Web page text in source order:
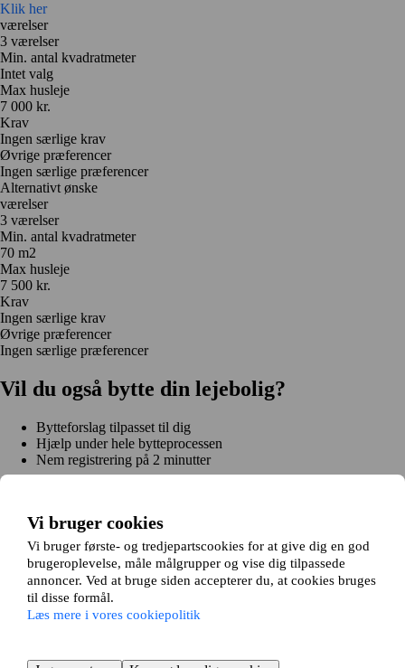
Klik her
værelser
3 værelser
Min. antal kvadratmeter
Intet valg
Max husleje
7 000 kr.
Krav
Ingen særlige krav
Øvrige præferencer
Ingen særlige præferencer
Alternativt ønske
værelser
3 værelser
Min. antal kvadratmeter
70 m2
Max husleje
7 500 kr.
Krav
Ingen særlige krav
Øvrige præferencer
Ingen særlige præferencer
Vil du også bytte din lejebolig?
Bytteforslag tilpasset til dig
Hjælp under hele bytteprocessen
Nem registrering på 2 minutter
Kom i gang gratis Søg annoncer
Læs mere
Nyheder og tips
Om Hjembytte.dk
Om osGenerelle vilkår og betingelserCookiepolitikSitemap
Kundeservice
Hjælp
Vi bruger cookies
Vi bruger første- og tredjepartscookies for at give dig en god
brugeroplevelse, måle målgrupper og vise dig tilpassede
annoncer. Ved at bruge siden accepterer du, at cookies bruges
til disse formål.
Læs mere i vores cookiepolitik